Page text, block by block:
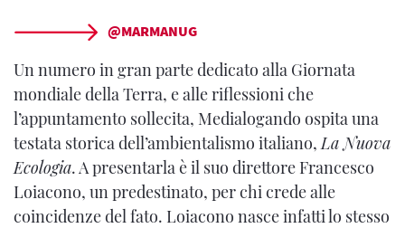
@MARMANUG
Un numero in gran parte dedicato alla Giornata
mondiale della Terra, e alle riflessioni che
l’appuntamento sollecita, Medialogando ospita una
testata storica dell’ambientalismo italiano, La Nuova
Ecologia. A presentarla è il suo direttore Francesco
Loiacono, un predestinato, per chi crede alle
coincidenze del fato. Loiacono nasce infatti lo stesso